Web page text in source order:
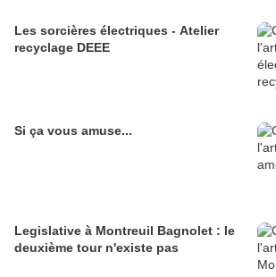
Les sorcières électriques - Atelier
recyclage DEEE
Si ça vous amuse...
Legislative à Montreuil Bagnolet : le
deuxième tour n'existe pas